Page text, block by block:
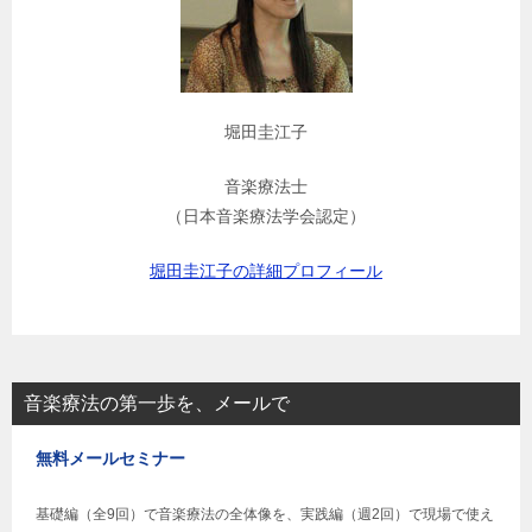
堀田圭江子
音楽療法士
（日本音楽療法学会認定）
堀田圭江子の詳細プロフィール
音楽療法の第一歩を、メールで
無料メールセミナー
基礎編（全9回）で音楽療法の全体像を、実践編（週2回）で現場で使え